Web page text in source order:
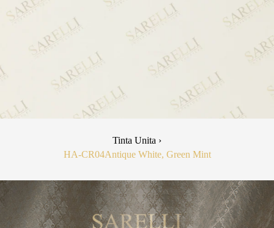
Tinta Unita ›
HA-CR04Antique White, Green Mint